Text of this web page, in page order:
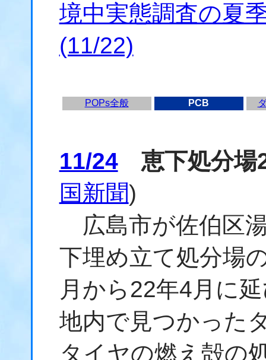
境中実態調査の夏
(11/22)
POPs全般 PCB
11/24恵下処分場
国新聞)
広島市が佐伯区
下埋め立て処分場
月から22年4月に
地内で見つかった
タイヤの燃え殻の